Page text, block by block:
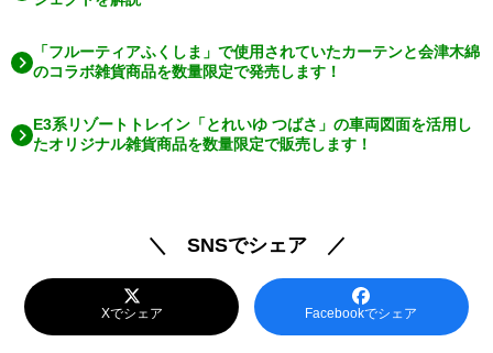
「フルーティアふくしま」で使用されていたカーテンと会津木綿
のコラボ雑貨商品を数量限定で発売します！
E3系リゾートトレイン「とれいゆ つばさ」の車両図面を活用し
たオリジナル雑貨商品を数量限定で販売します！
＼ SNSでシェア ／
Xでシェア Facebookでシェア